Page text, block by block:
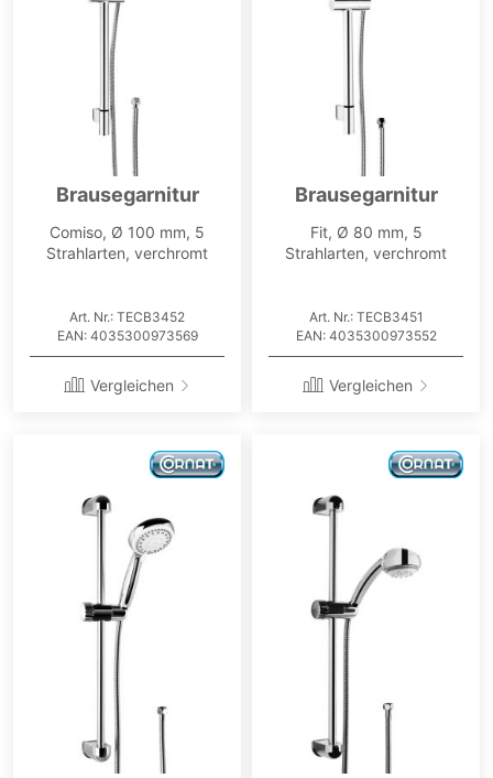
Brausegarnitur
Comiso, Ø 100 mm, 5
Strahlarten, verchromt
Art. Nr.: TECB3452
EAN: 4035300973569
Vergleichen
Brausegarnitur
Fit, Ø 80 mm, 5
Strahlarten, verchromt
Art. Nr.: TECB3451
EAN: 4035300973552
Vergleichen